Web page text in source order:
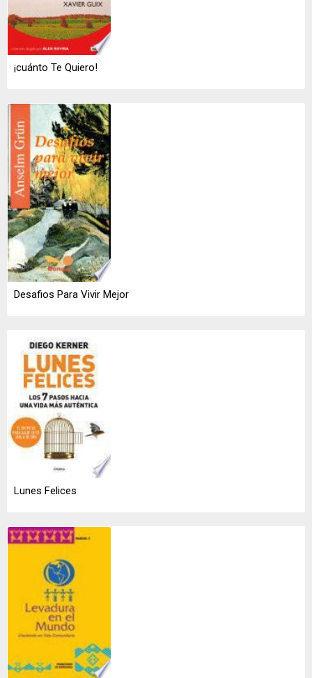
¡cuánto Te Quiero!
Desafios Para Vivir Mejor
Lunes Felices